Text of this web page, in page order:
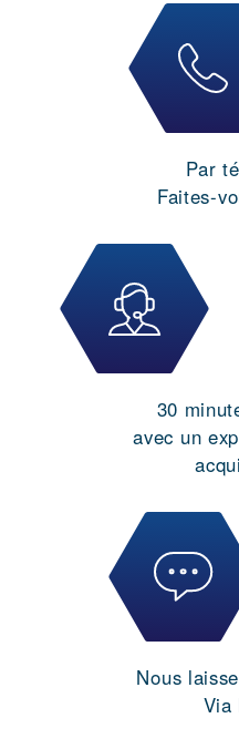
Par
Faites-
30
avec un
Nous
Via